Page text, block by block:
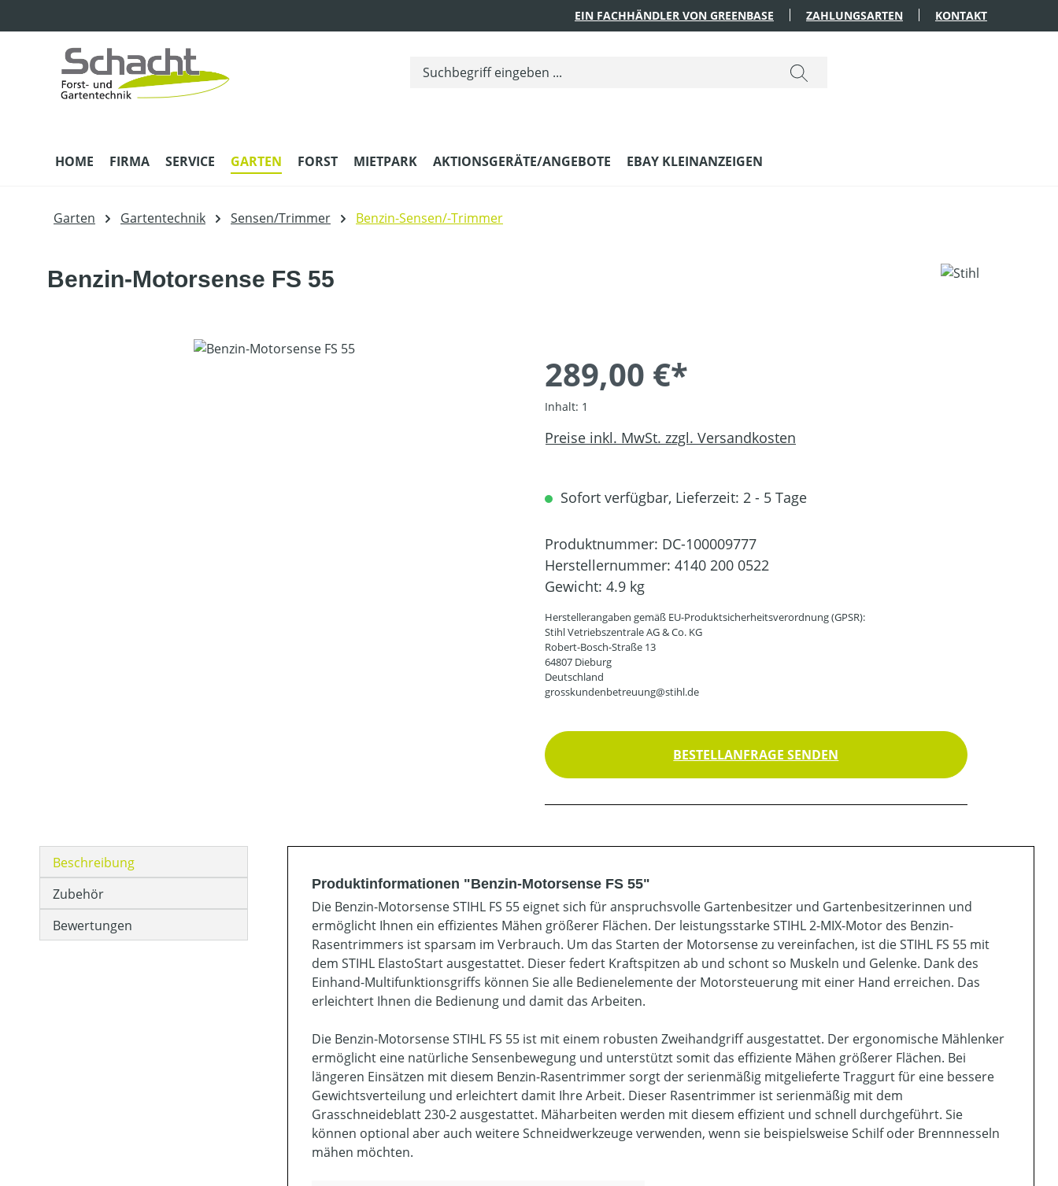
EIN FACHHÄNDLER VON GREENBASE ZAHLUNGSARTEN KONTAKT
HOME FIRMA SERVICE GARTEN FORST MIETPARK AKTIONSGERÄTE/ANGEBOTE EBAY KLEINANZEIGEN
Garten Gartentechnik Sensen/Trimmer Benzin-Sensen/-Trimmer
Benzin-Motorsense FS 55
289,00 €*
Inhalt: 1
Preise inkl. MwSt. zzgl. Versandkosten
Sofort verfügbar, Lieferzeit: 2 - 5 Tage
Produktnummer: DC-100009777
Herstellernummer: 4140 200 0522
Gewicht: 4.9 kg
Herstellerangaben gemäß EU-Produktsicherheitsverordnung (GPSR):
Stihl Vetriebszentrale AG & Co. KG
Robert-Bosch-Straße 13
64807 Dieburg
Deutschland
grosskundenbetreuung@stihl.de
BESTELLANFRAGE SENDEN
Beschreibung
Zubehör
Bewertungen
Produktinformationen "Benzin-Motorsense FS 55"
Die Benzin-Motorsense STIHL FS 55 eignet sich für anspruchsvolle Gartenbesitzer und Gartenbesitzerinnen und
ermöglicht Ihnen ein effizientes Mähen größerer Flächen. Der leistungsstarke STIHL 2-MIX-Motor des Benzin-
Rasentrimmers ist sparsam im Verbrauch. Um das Starten der Motorsense zu vereinfachen, ist die STIHL FS 55 mit
dem STIHL ElastoStart ausgestattet. Dieser federt Kraftspitzen ab und schont so Muskeln und Gelenke. Dank des
Einhand-Multifunktionsgriffs können Sie alle Bedienelemente der Motorsteuerung mit einer Hand erreichen. Das
erleichtert Ihnen die Bedienung und damit das Arbeiten.
Die Benzin-Motorsense STIHL FS 55 ist mit einem robusten Zweihandgriff ausgestattet. Der ergonomische Mählenker
ermöglicht eine natürliche Sensenbewegung und unterstützt somit das effiziente Mähen größerer Flächen. Bei
längeren Einsätzen mit diesem Benzin-Rasentrimmer sorgt der serienmäßig mitgelieferte Traggurt für eine bessere
Gewichtsverteilung und erleichtert damit Ihre Arbeit. Dieser Rasentrimmer ist serienmäßig mit dem
Grasschneideblatt 230-2 ausgestattet. Mäharbeiten werden mit diesem effizient und schnell durchgeführt. Sie
können optional aber auch weitere Schneidwerkzeuge verwenden, wenn sie beispielsweise Schilf oder Brennnesseln
mähen möchten.